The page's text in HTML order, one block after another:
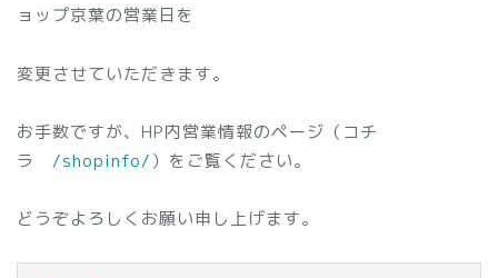
ョップ京葉の営業日を
変更させていただきます。
お手数ですが、HP内営業情報のページ（コチ
ラ /shopinfo/）をご覧ください。
どうぞよろしくお願い申し上げます。